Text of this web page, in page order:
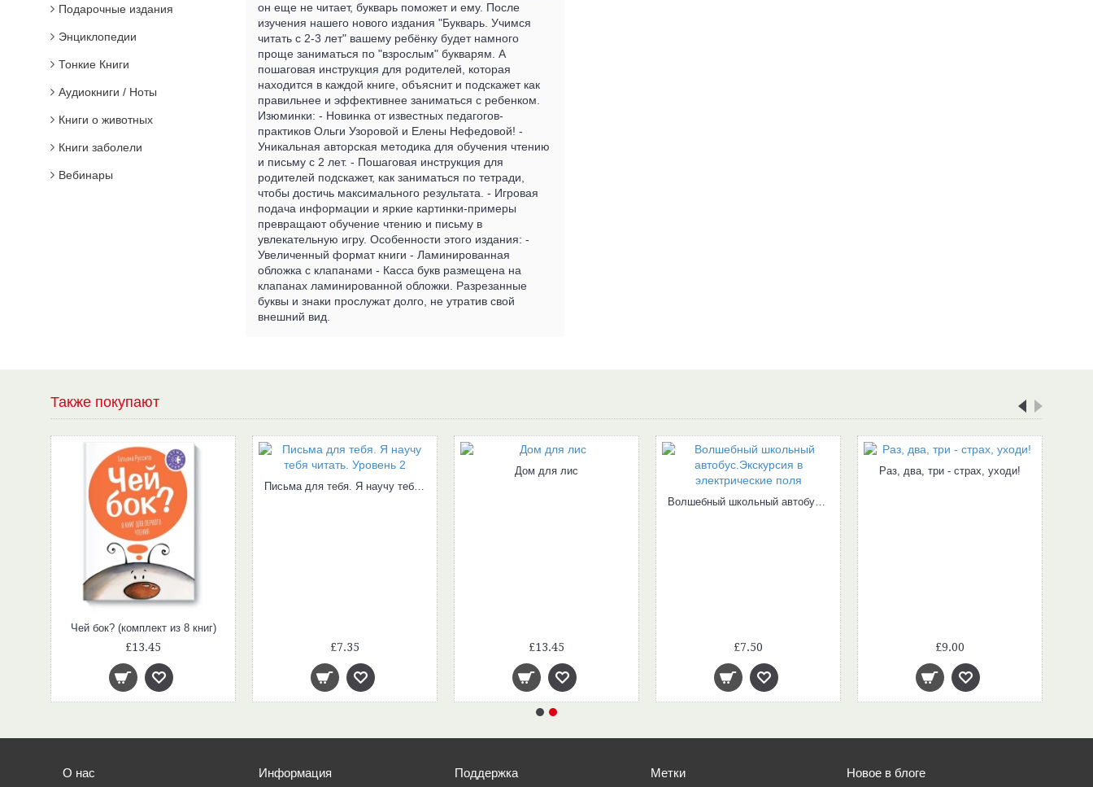
Подарочные издания
Энциклопедии
Тонкие Книги
Аудиокниги / Ноты
Книги о животных
Книги заболели
Вебинары
он еще не читает, букварь поможет и ему. После
изучения нашего нового издания "Букварь. Учимся
читать с 2-3 лет" вашему ребёнку будет намного
проще заниматься по "взрослым" букварям. А
пошаговая инструкция для родителей, которая
находится в каждой книге, объяснит и подскажет как
правильнее и эффективнее заниматься с ребенком.
Изюминки: - Новинка от известных педагогов-
практиков Ольги Узоровой и Елены Нефедовой! -
Уникальная авторская методика для обучения чтению
и письму с 2 лет. - Пошаговая инструкция для
родителей подскажет, как заниматься по тетради,
чтобы достичь максимального результата. - Игровая
подача информации и яркие картинки-примеры
превращают обучение чтению и письму в
увлекательную игру. Особенности этого издания: -
Увеличенный формат книги - Ламинированная
обложка с клапанами - Касса букв размещена на
клапанах ламинированной обложки. Разрезанные
буквы и знаки прослужат долго, не утратив свой
внешний вид.
Также покупают
Чей бок? (комплект из 8 книг)
£13.45
Письма для тебя. Я научу тебя читать. Уровень 2
£7.35
Дом для лис
£13.45
Волшебный школьный автобус.Экскурсия в электрические поля
£7.50
Раз, два, три - страх, уходи!
£9.00
О нас Информация Поддержка Метки Новое в блоге